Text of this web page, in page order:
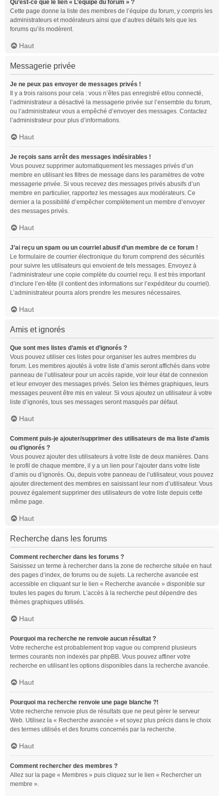
Qu’est-ce que le lien « L’équipe du forum » ?
Cette page donne la liste des membres de l’équipe du forum, y compris les
administrateurs et modérateurs ainsi que d’autres détails tels que les
forums qu’ils modèrent.
Haut
Messagerie privée
Je ne peux pas envoyer de messages privés !
Il y a trois raisons pour cela : vous n’êtes pas enregistré et/ou connecté,
l’administrateur a désactivé la messagerie privée sur l’ensemble du forum,
ou l’administrateur vous a empêché d’envoyer des messages. Contactez
l’administrateur pour plus d’informations.
Haut
Je reçois sans arrêt des messages indésirables !
Vous pouvez supprimer automatiquement les messages privés d’un
membre en utilisant les filtres de message dans les paramètres de votre
messagerie privée. Si vous recevez des messages privés abusifs d’un
membre en particulier, rapportez les messages aux modérateurs. Ce
dernier a la possibilité d’empêcher complètement un membre d’envoyer
des messages privés.
Haut
J’ai reçu un spam ou un courriel abusif d’un membre de ce forum !
Le formulaire de courrier électronique du forum comprend des sécurités
pour suivre les utilisateurs qui envoient de tels messages. Envoyez à
l’administrateur une copie complète du courriel reçu. Il est très important
d’inclure l’en-tête (il contient des informations sur l’expéditeur du courriel).
L’administrateur pourra alors prendre les mesures nécessaires.
Haut
Amis et ignorés
Que sont mes listes d’amis et d’ignorés ?
Vous pouvez utiliser ces listes pour organiser les autres membres du
forum. Les membres ajoutés à votre liste d’amis seront affichés dans votre
panneau de l’utilisateur pour un accès rapide, voir leur état de connexion
et leur envoyer des messages privés. Selon les thèmes graphiques, leurs
messages peuvent être mis en valeur. Si vous ajoutez un utilisateur à votre
liste d’ignorés, tous ses messages seront masqués par défaut.
Haut
Comment puis-je ajouter/supprimer des utilisateurs de ma liste d’amis
ou d’ignorés ?
Vous pouvez ajouter des utilisateurs à votre liste de deux manières. Dans
le profil de chaque membre, il y a un lien pour l’ajouter dans votre liste
d’amis ou d’ignorés. Ou, depuis votre panneau de l’utilisateur, vous pouvez
ajouter directement des membres en saisissant leur nom d’utilisateur. Vous
pouvez également supprimer des utilisateurs de votre liste depuis cette
même page.
Haut
Recherche dans les forums
Comment rechercher dans les forums ?
Saisissez un terme à rechercher dans la zone de recherche située en haut
des pages d’index, de forums ou de sujets. La recherche avancée est
accessible en cliquant sur le lien « Recherche avancée » disponible sur
toutes les pages du forum. L’accès à la recherche peut dépendre des
thèmes graphiques utilisés.
Haut
Pourquoi ma recherche ne renvoie aucun résultat ?
Votre recherche est probablement trop vague ou comprend plusieurs
termes courants non indexés par phpBB. Vous pouvez affiner votre
recherche en utilisant les options disponibles dans la recherche avancée.
Haut
Pourquoi ma recherche renvoie une page blanche ?!
Votre recherche renvoie plus de résultats que ne peut gérer le serveur
Web. Utilisez la « Recherche avancée » et soyez plus précis dans le choix
des termes utilisés et des forums concernés par la recherche.
Haut
Comment rechercher des membres ?
Allez sur la page « Membres » puis cliquez sur le lien « Rechercher un
membre ».